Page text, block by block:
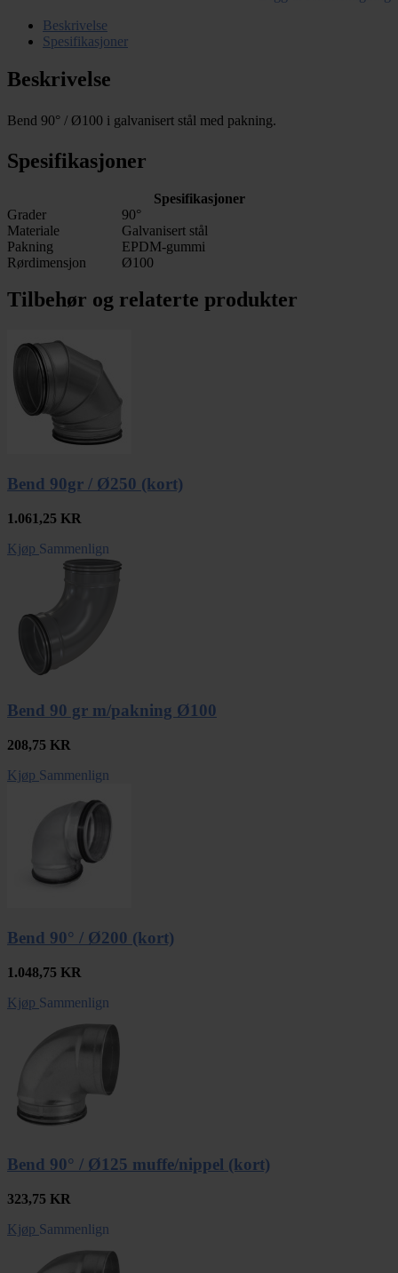
Beskrivelse
Spesifikasjoner
Beskrivelse
Bend 90° / Ø100 i galvanisert stål med pakning.
Spesifikasjoner
Spesifikasjoner
Grader
90°
Materiale
Galvanisert stål
Pakning
EPDM-gummi
Rørdimensjon
Ø100
Tilbehør og relaterte produkter
Bend 90gr / Ø250 (kort)
1.061,25 KR
Kjøp Sammenlign
Bend 90 gr m/pakning Ø100
208,75 KR
Kjøp Sammenlign
Bend 90° / Ø200 (kort)
1.048,75 KR
Kjøp Sammenlign
Bend 90° / Ø125 muffe/nippel (kort)
323,75 KR
Kjøp Sammenlign